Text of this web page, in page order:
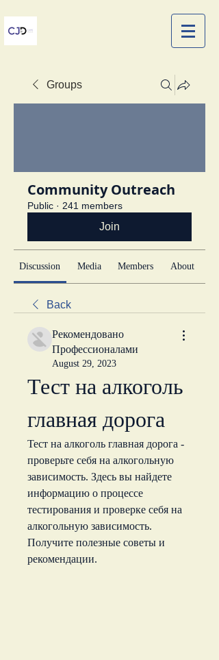
Groups
Community Outreach
Public · 241 members
Join
Discussion Media Members About
Back
Рекомендовано
Профессионалами
August 29, 2023
Тест на алкоголь
главная дорога
Тест на алкоголь главная дорога -
проверьте себя на алкогольную
зависимость. Здесь вы найдете
информацию о процессе
тестирования и проверке себя на
алкогольную зависимость.
Получите полезные советы и
рекомендации.